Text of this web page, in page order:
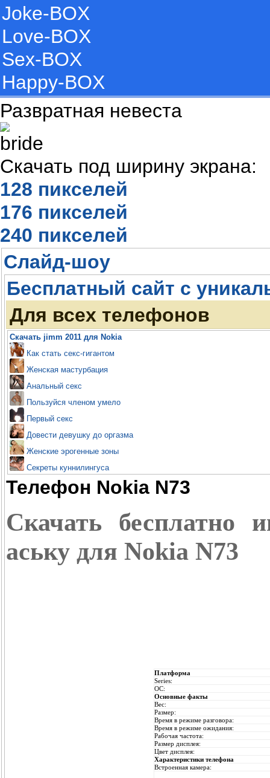
Joke-BOX
Love-BOX
Sex-BOX
Happy-BOX
Развратная невеста
Скачать под ширину экрана:
128 пикселей
176 пикселей
240 пикселей
Слайд-шоу
Бесплатный сайт с
Для всех телефонов
Скачать jimm 2011 для Nokia
Как стать секс-гигантом
Женская мастурбация
Анальный секс
Пользуйся членом умело
Первый секс
Довести девушку до оргазма
Женские эрогенные зоны
Секреты куннилингуса
Телефон Nokia N73
Скачать
аську для Nokia N73
Платформа
Series:
ОС:
Основные факты
Вес:
Размер:
Время в режиме разговора:
Время в режиме ожидания:
Рабочая частота:
Размер дисплея:
Цвет дисплея:
Характеристики телефона
Встроенная камера: